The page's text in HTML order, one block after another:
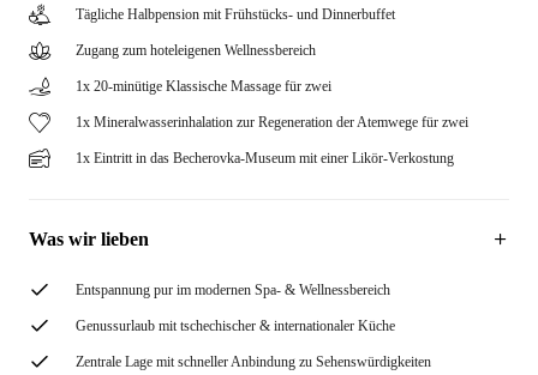
Tägliche Halbpension mit Frühstücks- und Dinnerbuffet
Zugang zum hoteleigenen Wellnessbereich
1x 20-minütige Klassische Massage für zwei
1x Mineralwasserinhalation zur Regeneration der Atemwege für zwei
1x Eintritt in das Becherovka-Museum mit einer Likör-Verkostung
Was wir lieben
Entspannung pur im modernen Spa- & Wellnessbereich
Genussurlaub mit tschechischer & internationaler Küche
Zentrale Lage mit schneller Anbindung zu Sehenswürdigkeiten